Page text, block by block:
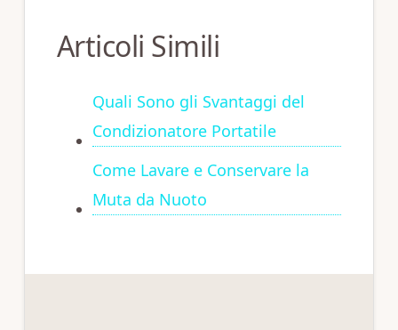
Articoli Simili
Quali Sono gli Svantaggi del
Condizionatore Portatile
Come Lavare e Conservare la
Muta da Nuoto